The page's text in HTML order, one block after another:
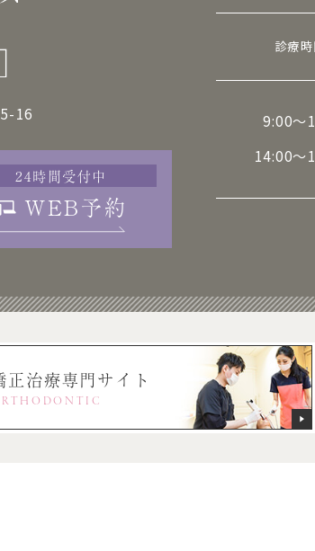
16
24時間受付中
WEB予約
診療
9:00～
14:00～
正治療専門サイト